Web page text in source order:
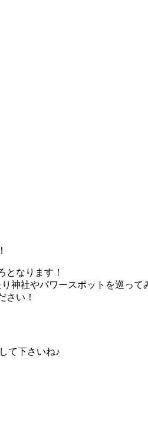
となります！
神社やパワースポットを巡って
さい！
て下さいね♪